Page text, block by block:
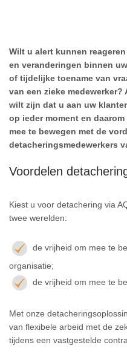
Wilt u alert kunnen
en veranderingen binnen
of tijdelijke toename van
van een zieke medewerker?
wilt zijn dat u aan uw
op ieder moment en
mee te bewegen met de
detacheringsmedewerkers
Voordelen
Kiest u voor detachering via
twee werelden:
de vrijheid om mee te
organisatie;
de vrijheid om mee te
Met onze
van flexibele arbeid met de
tijdens een vastgestelde